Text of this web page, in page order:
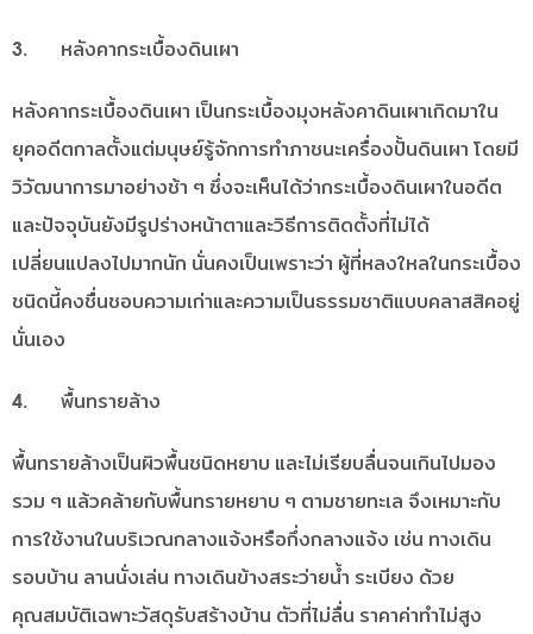
3. หลังคากระเบื้องดินเผา
หลังคากระเบื้องดินเผา เป็นกระเบื้องมุงหลังคาดินเผาเกิดมาใน
ยุคอดีตกาลตั้งแต่มนุษย์รู้จักการทำภาชนะเครื่องปั้นดินเผา โดยมี
วิวัฒนาการมาอย่างช้า ๆ ซึ่งจะเห็นได้ว่ากระเบื้องดินเผาในอดีต
และปัจจุบันยังมีรูปร่างหน้าตาและวิธีการติดตั้งที่ไม่ได้
เปลี่ยนแปลงไปมากนัก นั่นคงเป็นเพราะว่า ผู้ที่หลงใหลในกระเบื้อง
ชนิดนี้คงชื่นชอบความเก่าและความเป็นธรรมชาติแบบคลาสสิคอยู่
นั่นเอง
4. พื้นทรายล้าง
พื้นทรายล้างเป็นผิวพื้นชนิดหยาบ และไม่เรียบลื่นจนเกินไปมอง
รวม ๆ แล้วคล้ายกับพื้นทรายหยาบ ๆ ตามชายทะเล จึงเหมาะกับ
การใช้งานในบริเวณกลางแจ้งหรือกึ่งกลางแจ้ง เช่น ทางเดิน
รอบบ้าน ลานนั่งเล่น ทางเดินข้างสระว่ายน้ำ ระเบียง ด้วย
คุณสมบัติเฉพาะวัสดุรับสร้างบ้าน ตัวที่ไม่ลื่น ราคาค่าทำไม่สูง